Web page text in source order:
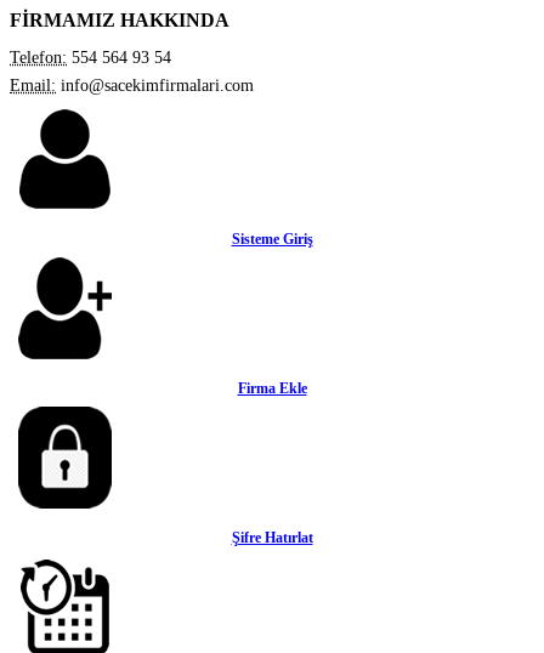
FİRMAMIZ HAKKINDA
Telefon: 554 564 93 54
Email: info@sacekimfirmalari.com
Sisteme Giriş
Firma Ekle
Şifre Hatırlat